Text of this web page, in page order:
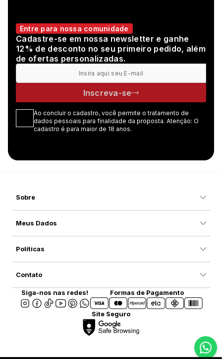
Entre para nossa comunidade
Cadastre-se em nossa newsletter e ganhe
12% de desconto no seu primeiro pedido, além
de ofertas personalizadas.
Inscreva-se
Ao concluir o cadastro, você permite o tratamento de
dados pessoais para finalidade da proposta. Atenção: O
cadastro é para maior de 18 anos.
Sobre
Meus Dados
Políticas
Contato
Siga-nos nas redes! Formas de Pagamento
Site Seguro